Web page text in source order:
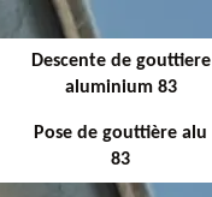
Descente de gouttiere
aluminium 83
Pose de gouttière alu
83